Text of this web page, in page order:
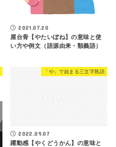
2021.07.20
屋台骨【やたいぼね】の意味と使
い方や例文（語源由来・類義語）
「や」で始まる三文字熟語
2022.09.07
躍動感【やくどうかん】の意味と